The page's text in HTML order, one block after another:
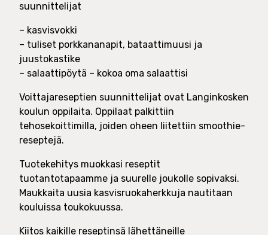
suunnittelijat
– kasvisvokki
– tuliset porkkananapit, bataattimuusi ja
juustokastike
– salaattipöytä – kokoa oma salaattisi
Voittajareseptien suunnittelijat ovat Langinkosken
koulun oppilaita. Oppilaat palkittiin
tehosekoittimilla, joiden oheen liitettiin smoothie-
reseptejä.
Tuotekehitys muokkasi reseptit
tuotantotapaamme ja suurelle joukolle sopivaksi.
Maukkaita uusia kasvisruokaherkkuja nautitaan
kouluissa toukokuussa.
Kiitos kaikille reseptinsä lähettäneille